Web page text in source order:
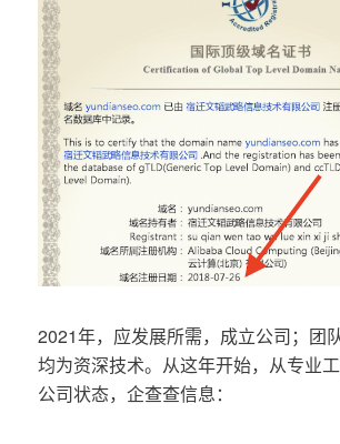
2021年，应发展所需，成立公司；团
均为资深技术。从这年开始，从专业
公司状态，企查查信息：